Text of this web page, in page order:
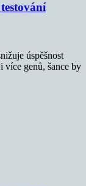
úspěšnost
genů, šance by